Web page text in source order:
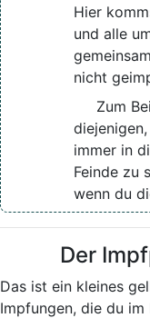
Hier
und alle
nicht
Zum
immer in
Feinde zu
wenn du
Der
Das ist ein kleines
Impfungen, die du